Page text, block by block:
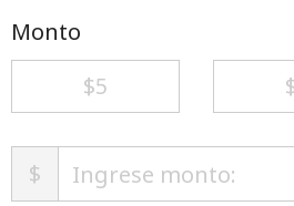
Monto
⁦$5⁩
$